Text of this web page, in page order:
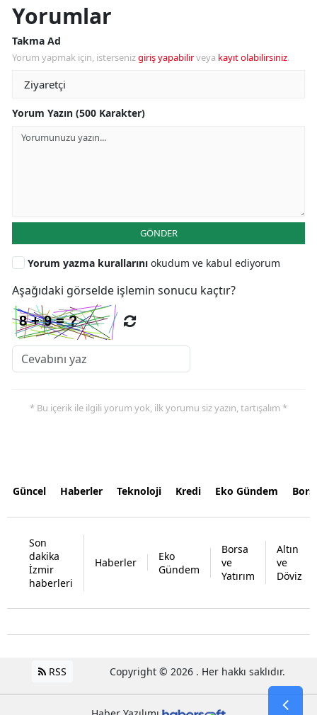
Yorumlar
Takma Ad
Yorum yapmak için, istersenizgiriş yapabilirveya kayıt olabilirsiniz.
Yorum Yazın (500 Karakter)
GÖNDER
Yorum yazma kurallarını okudum ve kabul ediyorum
Aşağıdaki görselde işlemin sonucu kaçtır?
* Bu içerik ile ilgili yorum yok, ilk yorumu siz yazın, tartışalım *
Güncel Haberler Teknoloji Kredi Eko Gündem
Son
dakika
İzmir
haberleri
Haberler
Eko
Gündem
Borsa
ve
Yatırım
Altın
ve
Döviz
RSS Copyright © 2026 . Her hakkı saklıdır.